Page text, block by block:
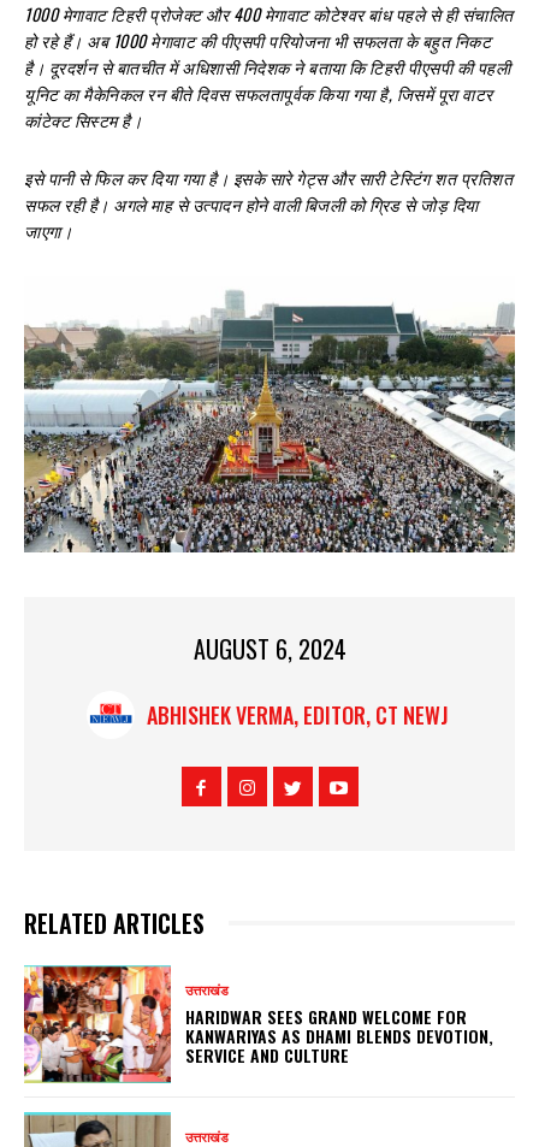
1000 मेगावाट टिहरी प्रोजेक्ट और 400 मेगावाट कोटेश्वर बांध पहले से ही संचालित
हो रहे हैं। अब 1000 मेगावाट की पीएसपी परियोजना भी सफलता के बहुत निकट
है। दूरदर्शन से बातचीत में अधिशासी निदेशक ने बताया कि टिहरी पीएसपी की पहली
यूनिट का मैकेनिकल रन बीते दिवस सफलतापूर्वक किया गया है, जिसमें पूरा वाटर
कांटेक्ट सिस्टम है।
इसे पानी से फिल कर दिया गया है। इसके सारे गेट्स और सारी टेस्टिंग शत प्रतिशत
सफल रही है। अगले माह से उत्पादन होने वाली बिजली को ग्रिड से जोड़ दिया
जाएगा।
AUGUST 6, 2024
ABHISHEK VERMA, EDITOR, CT NEWJ
RELATED ARTICLES
उत्तराखंड
HARIDWAR SEES GRAND WELCOME FOR
KANWARIYAS AS DHAMI BLENDS DEVOTION,
SERVICE AND CULTURE
उत्तराखंड